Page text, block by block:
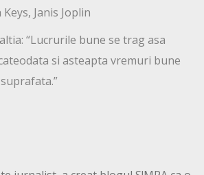
Janis Joplin
“Lucrurile bune se trag asa
si asteapta vremuri bune